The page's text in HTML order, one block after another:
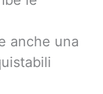
anche una